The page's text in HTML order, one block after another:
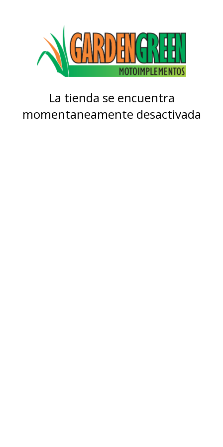
La tienda se encuentra
momentaneamente desactivada